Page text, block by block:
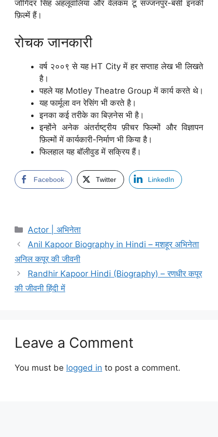
जोगिंदर सिंह अहलूवालिया और वेलकम टू सज्जनपुर-बंसी इनकी
फ़िल्में हैं।
रोचक जानकारी
वर्ष २००९ से यह HT City में हर सप्ताह लेख भी लिखते
है।
पहले यह Motley Theatre Group में कार्य करते थे।
यह फार्मूला वन रेसिंग भी करते है।
इनका कई तरीके का बिज़नेस भी है।
इन्होंने अनेक अंतर्राष्ट्रीय फ़ीचर फिल्मों और विज्ञापन
फ़िल्मों में कार्यकारी-निर्माण भी किया है।
फिलहाल यह बॉलीवुड में सक्रिय हैं।
Facebook Twitter LinkedIn
Categories
Actor | अभिनेता
Anil Kapoor Biography in Hindi – मशहूर अभिनेता
अनिल कपूर की जीवनी
Randhir Kapoor Hindi (Biography) – रणधीर कपूर
की जीवनी हिंदी में
Leave a Comment
You must be logged in to post a comment.